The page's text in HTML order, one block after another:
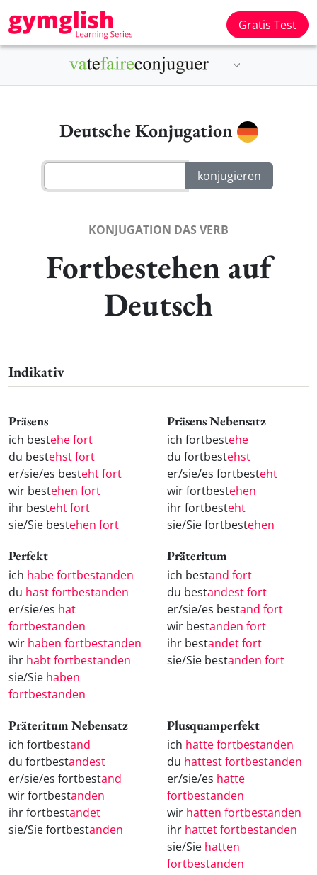
Gratis Test
Deutsche Konjugation
KONJUGATION DAS VERB
Fortbestehen auf
Deutsch
Indikativ
Präsens
ich bestehe fort
du bestehst fort
er/sie/es besteht fort
wir bestehen fort
ihr besteht fort
sie/Sie bestehen fort
Präsens Nebensatz
ich fortbestehe
du fortbestehst
er/sie/es fortbesteht
wir fortbestehen
ihr fortbesteht
sie/Sie fortbestehen
Perfekt
ich habe fortbestanden
du hast fortbestanden
er/sie/es hat
fortbestanden
wir haben fortbestanden
ihr habt fortbestanden
sie/Sie haben
fortbestanden
Präteritum
ich bestand fort
du bestandest fort
er/sie/es bestand fort
wir bestanden fort
ihr bestandet fort
sie/Sie bestanden fort
Präteritum Nebensatz
ich fortbestand
du fortbestandest
er/sie/es fortbestand
wir fortbestanden
ihr fortbestandet
sie/Sie fortbestanden
Plusquamperfekt
ich hatte fortbestanden
du hattest fortbestanden
er/sie/es hatte
fortbestanden
wir hatten fortbestanden
ihr hattet fortbestanden
sie/Sie hatten
fortbestanden